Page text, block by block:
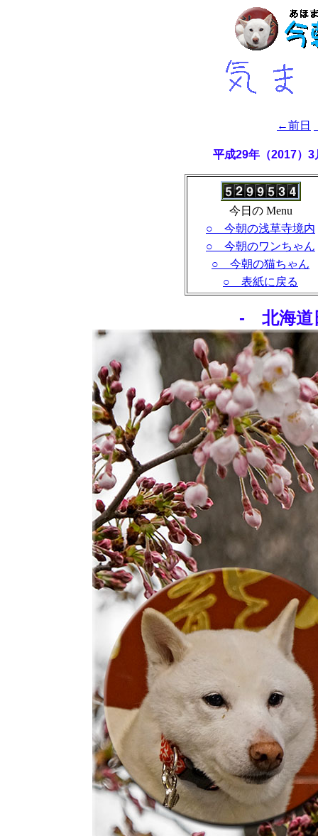
←前日
平成29年（2017
今日の Menu
○ 今朝の浅草寺境内
○ 今朝のワンちゃん
○ 今朝の猫ちゃん
○ 表紙に戻る
- 北海道